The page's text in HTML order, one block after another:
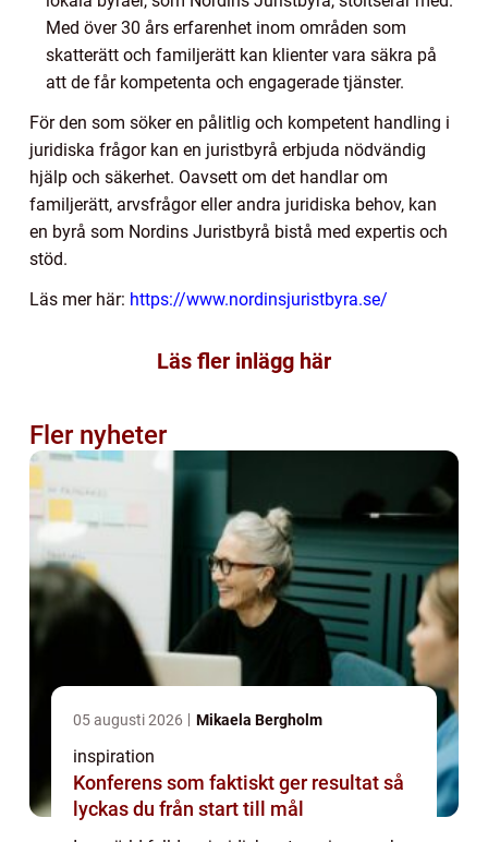
Med över 30 års erfarenhet inom områden som
skatterätt och familjerätt kan klienter vara säkra på
att de får kompetenta och engagerade tjänster.
För den som söker en pålitlig och kompetent handling i
juridiska frågor kan en juristbyrå erbjuda nödvändig
hjälp och säkerhet. Oavsett om det handlar om
familjerätt, arvsfrågor eller andra juridiska behov, kan
en byrå som Nordins Juristbyrå bistå med expertis och
stöd.
Läs mer här: https://www.nordinsjuristbyra.se/
Läs fler inlägg här
Fler nyheter
05 augusti 2026 Mikaela Bergholm
inspiration
Konferens som faktiskt ger resultat så
lyckas du från start till mål